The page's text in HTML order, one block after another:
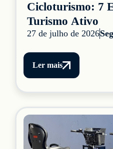
Cicloturismo: 7
Turismo Ativo
27 de julho de 2026
Ler mais